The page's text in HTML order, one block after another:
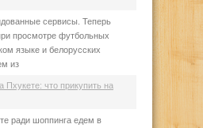
сервисы. Теперь
просмотре футбольных
языке и белорусских
из
Пхукете: что прикупить на
ради шоппинга едем в